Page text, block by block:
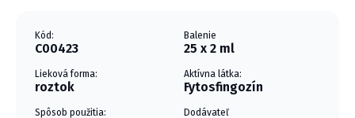
Kód:
C00423
Balenie
25 x 2 ml
Lieková forma:
roztok
Aktívna látka:
Fytosfingozín
Spôsob použitia: Dodávateľ